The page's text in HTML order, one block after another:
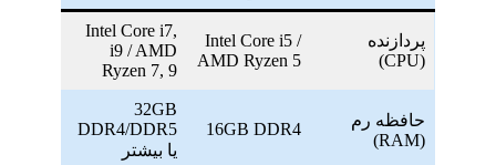
پردازنده
(CPU)
Intel Core i5 /
AMD Ryzen 5
Intel Core i7,
i9 / AMD
Ryzen 7, 9
حافظه رم
(RAM)
16GB DDR4
32GB
DDR4/DDR5
یا بیشتر